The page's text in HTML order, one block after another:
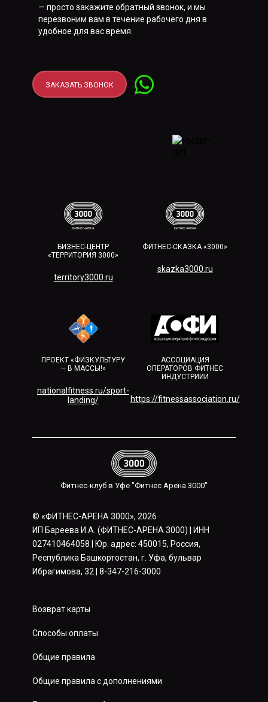
— просто закажите обратный звонок, и мы
перезвоним вам в течение рабочего дня в
удобное для вас время.
ЗАКАЗАТЬ ЗВОНОК
БИЗНЕС-ЦЕНТР
«ТЕРРИТОРИЯ 3000»
territory3000.ru​
ФИТНЕС-СКАЗКА «3000»
skazka3000.ru
ПРОЕКТ «ФИЗКУЛЬТУРУ
— В МАССЫ!»
nationalfitness.ru/sport-
landing/
АССОЦИАЦИЯ
ОПЕРАТОРОВ ФИТНЕС
ИНДУСТРИИИ
https://fitnessassociation.ru/
Фитнес-клуб в Уфе "Фитнес Арена 3000"
© «ФИТНЕС-АРЕНА 3000», 2026
ИП Бареева И.А. (ФИТНЕС-АРЕНА 3000) | ИНН
027410464058 | Юр. адрес: 450015, Россия,
Республика Башкортостан, г. Уфа, бульвар
Ибрагимова, 32 | 8-347-216-3000
Возврат карты
Способы оплаты
Общие правила
Общие правила с дополнениями